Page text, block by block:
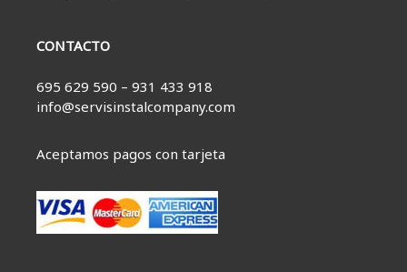
CONTACTO
695 629 590 – 931 433 918
info@servisinstalcompany.com
Aceptamos pagos con tarjeta